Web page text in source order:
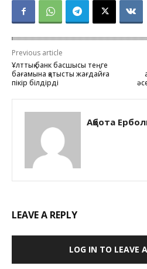
Previous article
Ұлттық банк басшысы теңге
бағамына қатысты жағдайға
пікір білдірді
Ақбота
LEAVE A REPLY
LOG IN TO LEAVE